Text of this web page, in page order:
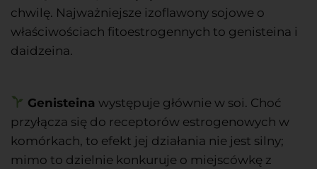
chwilę. Najważniejsze izoflawony sojowe o
właściwościach fitoestrogennych to genisteina i
daidzeina.
Genisteinawystępuje głównie w soi. Choć
przyłącza się do receptorów estrogenowych w
komórkach, to efekt jej działania nie jest silny;
mimo to dzielnie konkuruje o miejscówkę z